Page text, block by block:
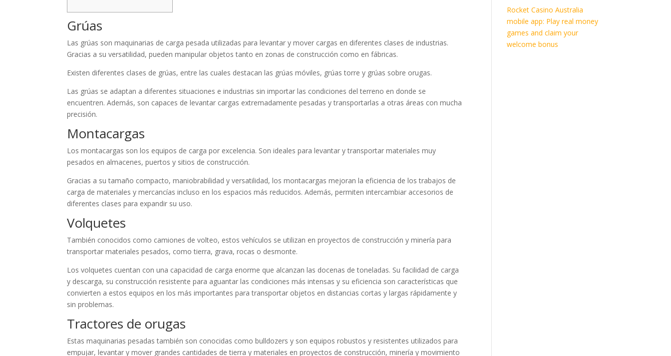
Grúas
Las grúas son maquinarias de carga pesada utilizadas para levantar y mover cargas en diferentes clases de industrias.
Gracias a su versatilidad, pueden manipular objetos tanto en zonas de construcción como en fábricas.
Existen diferentes clases de grúas, entre las cuales destacan las grúas móviles, grúas torre y grúas sobre orugas.
Las grúas se adaptan a diferentes situaciones e industrias sin importar las condiciones del terreno en donde se
encuentren. Además, son capaces de levantar cargas extremadamente pesadas y transportarlas a otras áreas con mucha
precisión.
Montacargas
Los montacargas son los equipos de carga por excelencia. Son ideales para levantar y transportar materiales muy
pesados en almacenes, puertos y sitios de construcción.
Gracias a su tamaño compacto, maniobrabilidad y versatilidad, los montacargas mejoran la eficiencia de los trabajos de
carga de materiales y mercancías incluso en los espacios más reducidos. Además, permiten intercambiar accesorios de
diferentes clases para expandir su uso.
Volquetes
También conocidos como camiones de volteo, estos vehículos se utilizan en proyectos de construcción y minería para
transportar materiales pesados, como tierra, grava, rocas o desmonte.
Los volquetes cuentan con una capacidad de carga enorme que alcanzan las docenas de toneladas. Su facilidad de carga
y descarga, su construcción resistente para aguantar las condiciones más intensas y su eficiencia son características que
convierten a estos equipos en los más importantes para transportar objetos en distancias cortas y largas rápidamente y
sin problemas.
Tractores de orugas
Estas maquinarias pesadas también son conocidas como bulldozers y son equipos robustos y resistentes utilizados para
empujar, levantar y mover grandes cantidades de tierra y materiales en proyectos de construcción, minería y movimiento
Rocket Casino Australia
mobile app: Play real money
games and claim your
welcome bonus